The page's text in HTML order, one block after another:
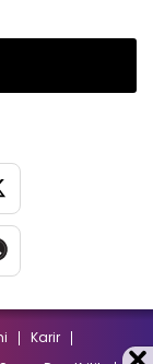
Karir